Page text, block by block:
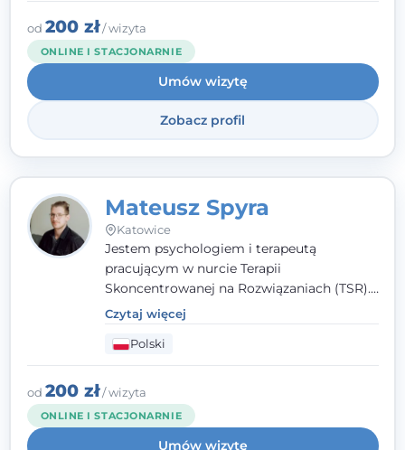
przestrzenią, w której można dotrzeć do
źródła trudności i spojrzeć na nie inaczej
niż dotąd.
od 200 zł/ wizyta
ONLINE I STACJONARNIE
Umów wizytę
Zobacz profil
Mateusz Spyra
Katowice
Jestem psychologiem i terapeutą
pracującym w nurcie Terapii
Skoncentrowanej na Rozwiązaniach (TSR).
Towarzyszę młodzieży i dorosłym z
empatią, zrozumieniem i bez oceniania.
Daję przestrzeń do bycia sobą, bo wiem, że
w każdym człowieku jest coś wyjątkowego.
Czytaj więcej
Polski
od 200 zł/ wizyta
ONLINE I STACJONARNIE
Umów wizytę